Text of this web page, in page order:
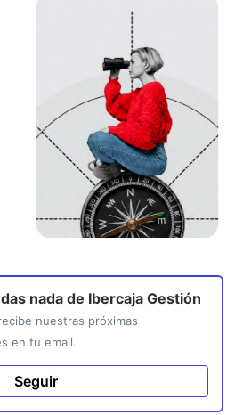
nada de Ibercaja Gestión
nuestras próximas
en tu email.
Seguir